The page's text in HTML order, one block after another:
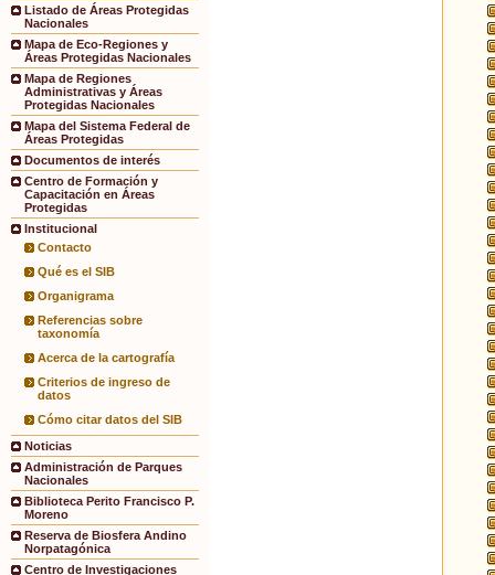
Listado de Áreas Protegidas
Nacionales
Mapa de Eco-Regiones y
Áreas Protegidas Nacionales
Mapa de Regiones
Administrativas y Áreas
Protegidas Nacionales
Mapa del Sistema Federal de
Áreas Protegidas
Documentos de interés
Centro de Formación y
Capacitación en Áreas
Protegidas
Institucional
Contacto
Qué es el SIB
Organigrama
Referencias sobre
taxonomía
Acerca de la cartografía
Criterios de ingreso de
datos
Cómo citar datos del SIB
Noticias
Administración de Parques
Nacionales
Biblioteca Perito Francisco P.
Moreno
Reserva de Biosfera Andino
Norpatagónica
Centro de Investigaciones